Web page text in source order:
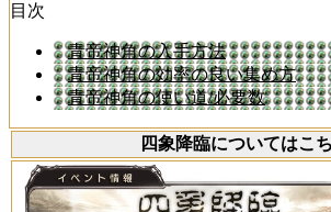
目次
青帝神角の入手方法
青帝神角の効率の良い集め方
青帝神角の使い道/必要数
四象降臨についてはこ